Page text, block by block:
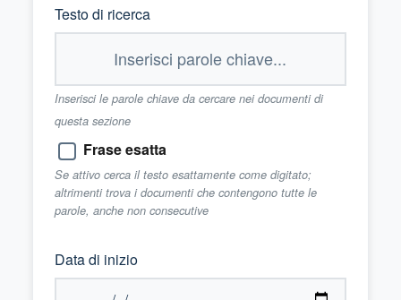
Testo di ricerca
Inserisci le parole chiave da cercare nei documenti di
questa sezione
Frase esatta
Se attivo cerca il testo esattamente come digitato;
altrimenti trova i documenti che contengono tutte le
parole, anche non consecutive
Data di inizio